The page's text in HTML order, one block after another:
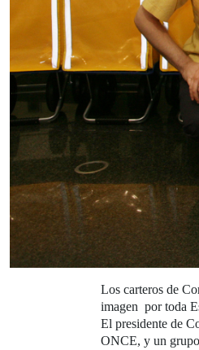
Los carteros de
imagen por toda
El presidente de
ONCE, y un grupo